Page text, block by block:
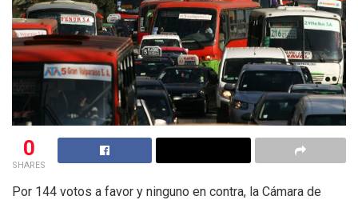
0
SHARES
Por 144 votos a favor y ninguno en contra, la Cámara de